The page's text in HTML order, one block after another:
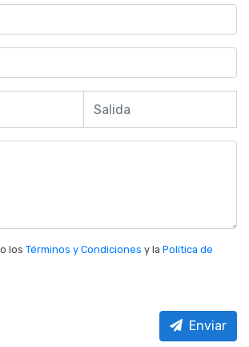
los Términos y Condiciones y la Política de
Enviar